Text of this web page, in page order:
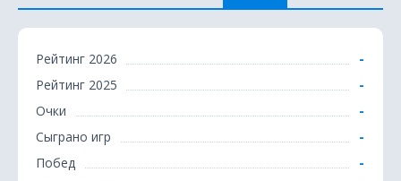
К
Рейтинг 2026 -
Рейтинг 2025 -
Очки -
Сыграно игр -
Побед -